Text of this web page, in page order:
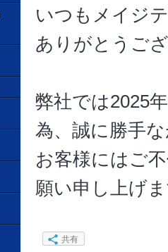
いつもメイジ
ありがとうご
弊社では2025
為、誠に勝手
お客様にはご
願い申し上げ
共有